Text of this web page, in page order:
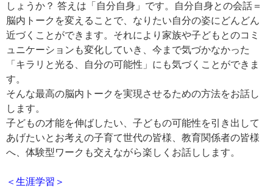
しょうか？ 答えは「自分自身」です。自分自身との会話＝
脳内トークを変えることで、なりたい自分の姿にどんどん
近づくことができます。それにより家族や子どもとのコミ
ュニケーションも変化していき、今まで気づかなかった
「キラリと光る、自分の可能性」にも気づくことができま
す。
そんな最高の脳内トークを実現させるための方法をお話し
します。
子どもの才能を伸ばしたい、子どもの可能性を引き出して
あげたいとお考えの子育て世代の皆様、教育関係者の皆様
へ、体験型ワークも交えながら楽しくお話しします。
＜生涯学習＞